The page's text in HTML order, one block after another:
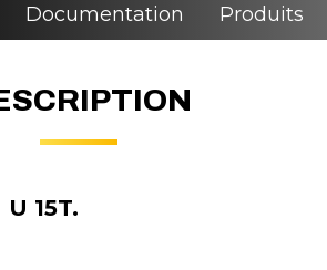
Documentation Produits
15T.